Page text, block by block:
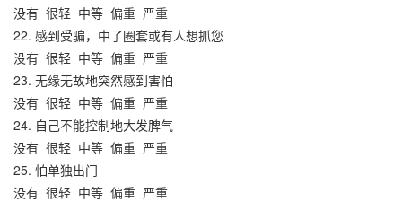
没有 很轻 中等 偏重 严重
22. 感到受骗，中了圈套或有人想抓您
没有 很轻 中等 偏重 严重
23. 无缘无故地突然感到害怕
没有 很轻 中等 偏重 严重
24. 自己不能控制地大发脾气
没有 很轻 中等 偏重 严重
25. 怕单独出门
没有 很轻 中等 偏重 严重